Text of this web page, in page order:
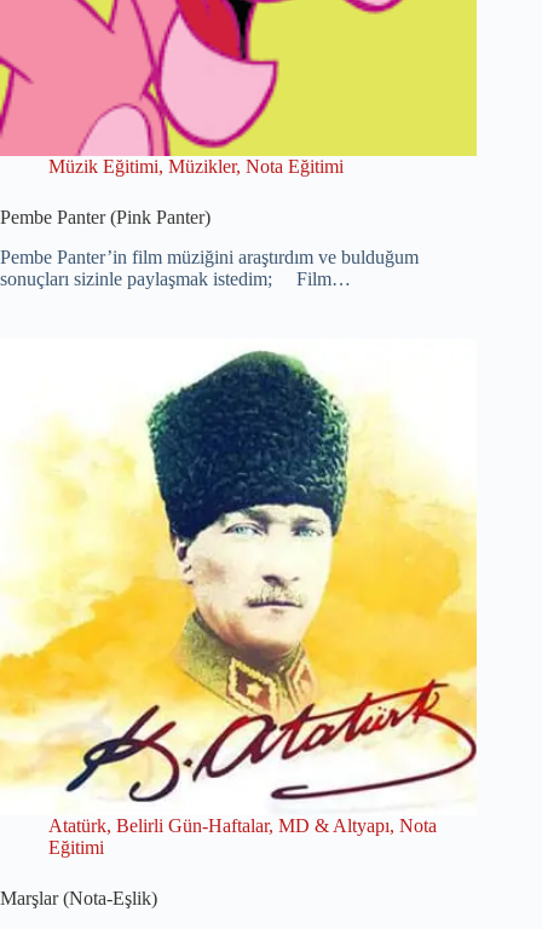
Müzik Eğitimi, Müzikler, Nota Eğitimi
Pembe Panter (Pink Panter)
Pembe Panter’in film müziğini araştırdım ve bulduğum
sonuçları sizinle paylaşmak istedim; Film…
Atatürk, Belirli Gün-Haftalar, MD & Altyapı, Nota
Eğitimi
Marşlar (Nota-Eşlik)